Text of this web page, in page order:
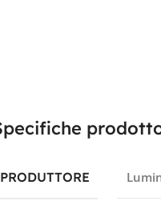
PRODUTTORE